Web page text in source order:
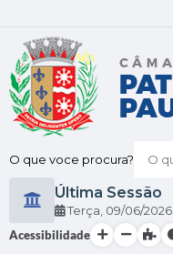
O que voce procura?
Última Sessão
Terça 09/06/2026
Acessibilidade